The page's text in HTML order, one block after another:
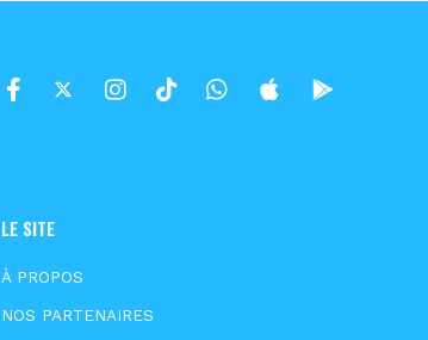
LE SITE
À PROPOS
NOS PARTENAIRES